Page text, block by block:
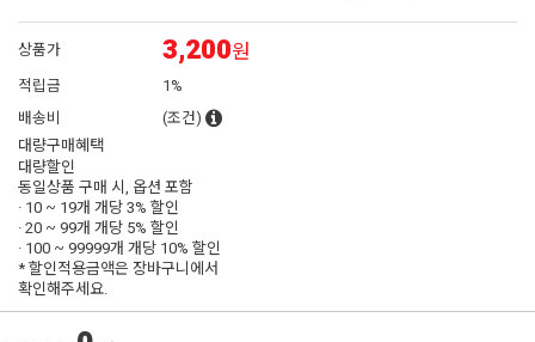
상품가 3,200원
적립금
1%
배송비
(조건)
대량구매혜택
대량할인
동일상품 구매 시, 옵션 포함
· 10 ~ 19개 개당3% 할인
· 20 ~ 99개 개당 5% 할인
· 100 ~ 99999개 개당 10% 할인
* 할인적용금액은 장바구니에서
확인해주세요.